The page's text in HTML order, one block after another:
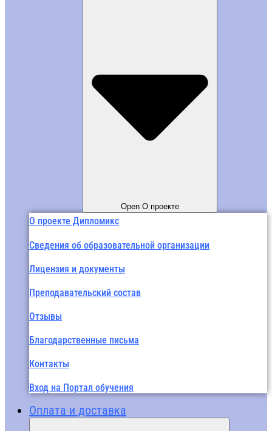
Open О проекте
О проекте Дипломикс
Сведения об образовательной организации
Лицензия и документы
Преподавательский состав
Отзывы
Благодарственные письма
Контакты
Вход на Портал обучения
Оплата и доставка